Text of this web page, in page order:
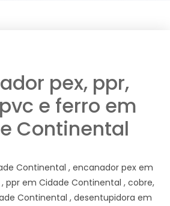
pex, ppr,
e ferro em
Continental
Continental , encanador pex em
ppr em Cidade Continental , cobre,
Continental , desentupidora em